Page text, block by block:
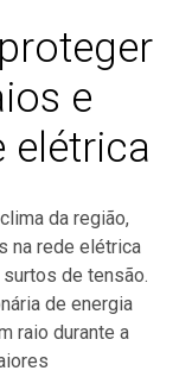
e
elétrica
da região,
na rede elétrica
de tensão.
de energia
raio durante a